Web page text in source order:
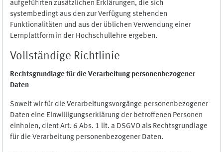
aufgeführten zusätzlichen Erklärungen, die sich
systembedingt aus den zur Verfügung stehenden
Funktionalitäten und aus der üblichen Verwendung einer
Lernplattform in der Hochschullehre ergeben.
Vollständige Richtlinie
Rechtsgrundlage für die Verarbeitung personenbezogener
Daten
Soweit wir für die Verarbeitungsvorgänge personenbezogener
Daten eine Einwilligungserklärung der betroffenen Personen
einholen, dient Art. 6 Abs. 1 lit. a DSGVO als Rechtsgrundlage
für die Verarbeitung personenbezogener Daten.